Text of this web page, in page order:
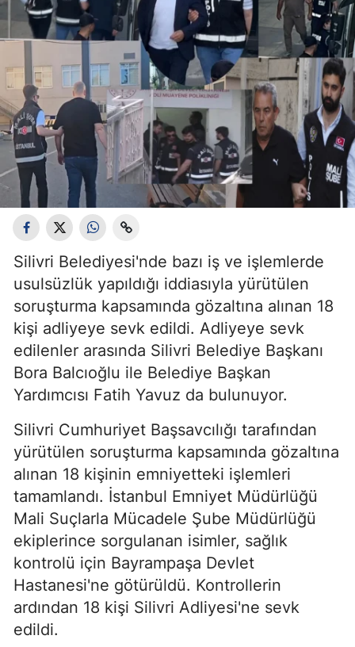
Silivri Belediyesi'nde bazı iş ve işlemlerde
usulsüzlük yapıldığı iddiasıyla yürütülen
soruşturma kapsamında gözaltına alınan 18
kişi adliyeye sevk edildi. Adliyeye sevk
edilenler arasında Silivri Belediye Başkanı
Bora Balcıoğlu ile Belediye Başkan
Yardımcısı Fatih Yavuz da bulunuyor.
Silivri Cumhuriyet Başsavcılığı tarafından
yürütülen soruşturma kapsamında gözaltına
alınan 18 kişinin emniyetteki işlemleri
tamamlandı. İstanbul Emniyet Müdürlüğü
Mali Suçlarla Mücadele Şube Müdürlüğü
ekiplerince sorgulanan isimler, sağlık
kontrolü için Bayrampaşa Devlet
Hastanesi'ne götürüldü. Kontrollerin
ardından 18 kişi Silivri Adliyesi'ne sevk
edildi.